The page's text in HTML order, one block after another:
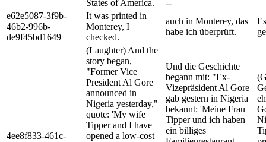
States of America.
--
e62e5087-3f9b-
46b2-996b-
de9f45bd1649
It was printed in
Monterey, I
checked.
auch in Monterey, das
habe ich überprüft.
4ee8f833-461c-
(Laughter) And the
story began,
"Former Vice
President Al Gore
announced in
Nigeria yesterday,"
quote: 'My wife
Tipper and I have
opened a low-cost
Und die Geschichte
begann mit: "Ex-
Vizepräsident Al Gore
gab gestern in Nigeria
bekannt: 'Meine Frau
Tipper und ich haben
ein billiges